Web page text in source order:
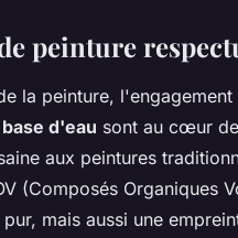
peinture
la peinture,
d'eau sont au cœur
aux peintures
(Composés Organiques
mais aussi une